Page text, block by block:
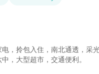
，拎包入住，南北通透，采
，大型超市，交通便利。